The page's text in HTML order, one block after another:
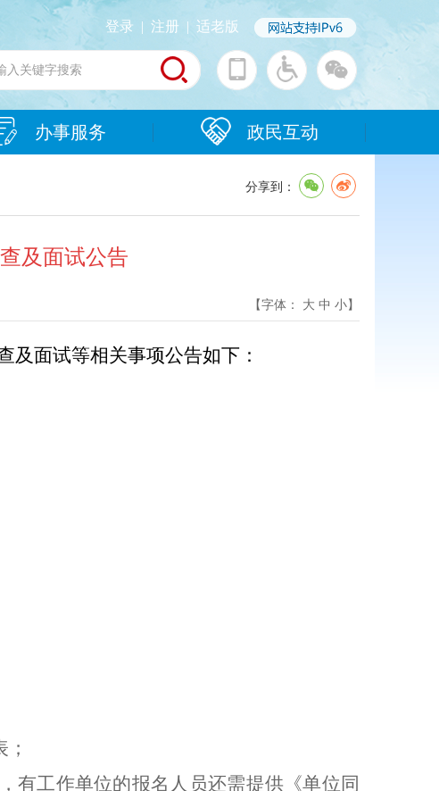
登录 | 注册 | 适老版
办事服务 政民互动
分享到：
及面试公告
【字体： 大 中 小】
及面试等相关事项公告如下：
有工作单位的报名人员还需提供《单位同